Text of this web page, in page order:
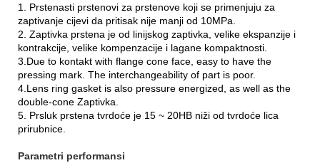
1. Prstenasti prstenovi za prstenove koji se primenjuju za
zaptivanje cijevi da pritisak nije manji od 10MPa.
2. Zaptivka prstena je od linijskog zaptivka, velike ekspanzije i
kontrakcije, velike kompenzacije i lagane kompaktnosti.
3.Due to kontakt with flange cone face, easy to have the
pressing mark. The interchangeability of part is poor.
4.Lens ring gasket is also pressure energized, as well as the
double-cone Zaptivka.
5. Prsluk prstena tvrdoće je 15 ~ 20HB niži od tvrdoće lica
prirubnice.
Parametri performansi